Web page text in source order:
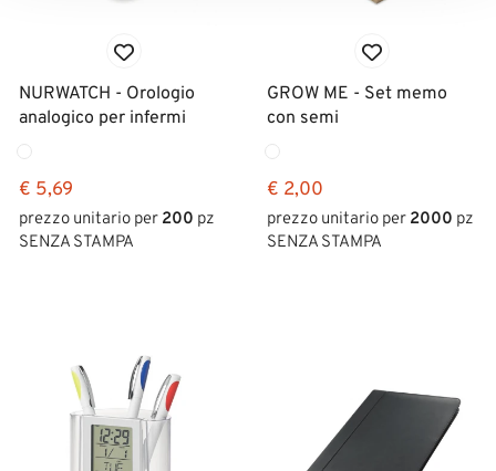
NURWATCH - Orologio
analogico per infermi
€ 5,69
prezzo unitario per200 pz
SENZA STAMPA
GROW ME - Set memo
con semi
€ 2,00
prezzo unitario per2000 pz
SENZA STAMPA